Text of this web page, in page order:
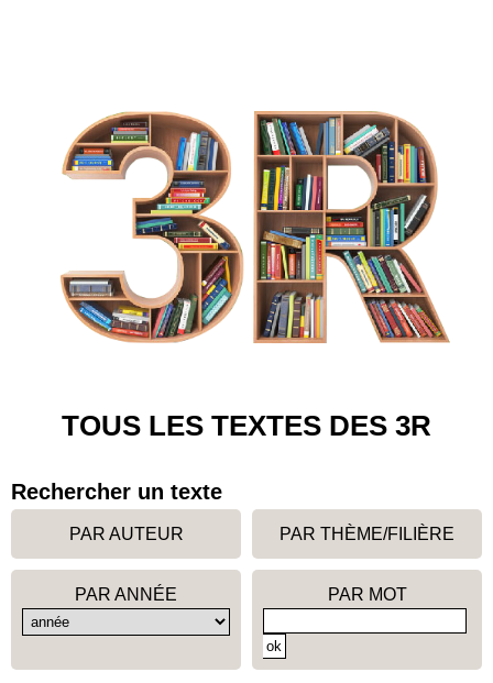
TOUS LES TEXTES DES 3R
Rechercher un texte
PAR AUTEUR PAR THÈME/FILIÈRE
PAR ANNÉE PAR MOT